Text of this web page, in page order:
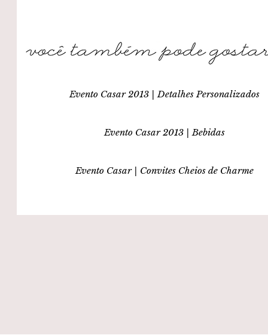
Evento Casar 2013 | Detalhes Personalizados
Evento Casar 2013 | Bebidas
Evento Casar | Convites Cheios de Charme